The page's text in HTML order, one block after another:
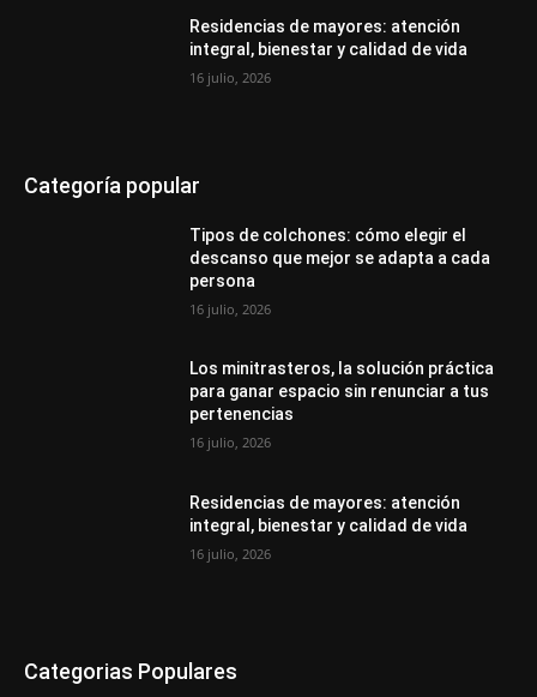
Residencias de mayores: atención
integral, bienestar y calidad de vida
16 julio, 2026
Categoría popular
Tipos de colchones: cómo elegir el
descanso que mejor se adapta a cada
persona
16 julio, 2026
Los minitrasteros, la solución práctica
para ganar espacio sin renunciar a tus
pertenencias
16 julio, 2026
Residencias de mayores: atención
integral, bienestar y calidad de vida
16 julio, 2026
Categorias Populares